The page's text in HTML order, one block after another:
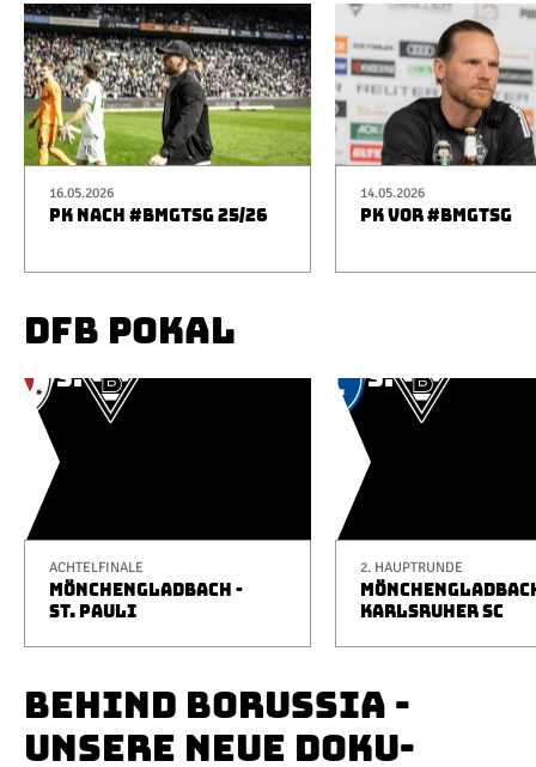
16.05.2026
PK NACH #BMGTSG 25/26
14.05.2026
PK VOR #BMGTSG
DFB POKAL
ACHTELFINALE
MÖNCHENGLADBACH -
ST. PAULI
2. HAUPTRUNDE
KARLSRUHER SC
BEHIND BORUSSIA -
UNSERE NEUE DOKU-